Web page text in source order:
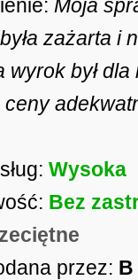
Moja
zażarta i
wyrok był
Wysoka
Bez
przez: B